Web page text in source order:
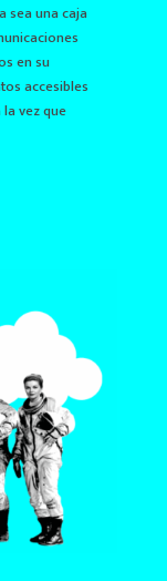
sea una caja
en su
accesibles
vez que